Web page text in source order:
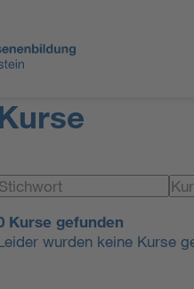
Kurse gefunden
wurden keine Kurse